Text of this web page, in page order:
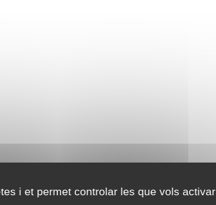
i et permet controlar les que vols activar